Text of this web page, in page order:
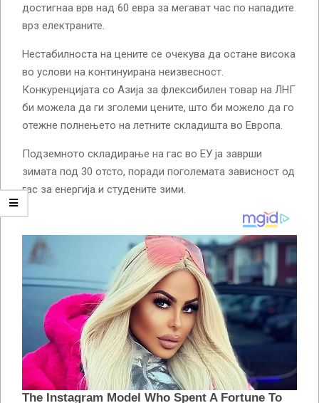
достигнаа врв над 60 евра за мегават час по нападите
врз електраните.
Нестабилноста на цените се очекува да остане висока
во услови на континуирана неизвесност.
Конкуренцијата со Азија за флексибилен товар на ЛНГ
би можела да ги зголеми цените, што би можело да го
отежне полнењето на летните складишта во Европа.
Подземното складирање на гас во ЕУ ја заврши
зимата под 30 отсто, поради поголемата зависност од
гас за енергија и студените зими.